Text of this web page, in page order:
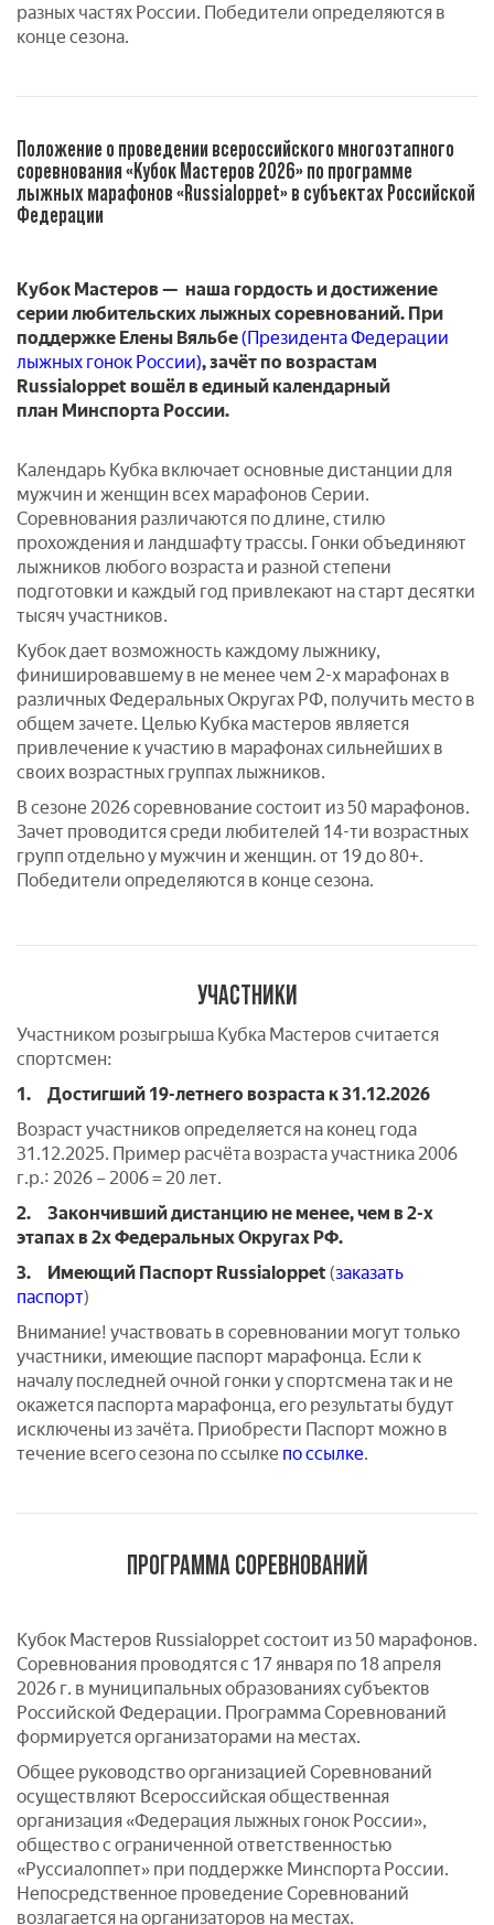
разных частях России. Победители определяются в
конце сезона.
Положение о проведении всероссийского многоэтапного
соревнования «Кубок Мастеров 2026» по программе
лыжных марафонов «Russialoppet» в субъектах Российской
Федерации
Кубок Мастеров — наша гордость и достижение
серии любительских лыжных соревнований. При
поддержке Елены Вяльбе(Президента Федерации
лыжных гонок России), зачёт по возрастам
Russialoppet вошёл в единый календарный
план Минспорта России.
Календарь Кубка включает основные дистанции для
мужчин и женщин всех марафонов Серии.
Соревнования различаются по длине, стилю
прохождения и ландшафту трассы. Гонки объединяют
лыжников любого возраста и разной степени
подготовки и каждый год привлекают на старт десятки
тысяч участников.
Кубок дает возможность каждому лыжнику,
финишировавшему в не менее чем 2-х марафонах в
различных Федеральных Округах РФ, получить место в
общем зачете. Целью Кубка мастеров является
привлечение к участию в марафонах сильнейших в
своих возрастных группах лыжников.
В сезоне 2026 соревнование состоит из 50 марафонов.
Зачет проводится среди любителей 14-ти возрастных
групп отдельно у мужчин и женщин. от 19 до 80+.
Победители определяются в конце сезона.
УЧАСТНИКИ
Участником розыгрыша Кубка Мастеров считается
спортсмен:
1.
Достигший 19-летнего возраста к 31.12.2026
Возраст участников определяется на конец года
31.12.2025. Пример расчёта возраста участника 2006
г.р.: 2026 – 2006 = 20 лет.
2.
Закончивший дистанцию не менее, чем в 2-х
этапах в 2х Федеральных Округах РФ.
3. Имеющий Паспорт Russialoppet (заказать
паспорт)
Внимание! участвовать в соревновании могут только
участники, имеющие паспорт марафонца. Если к
началу последней очной гонки у спортсмена так и не
окажется паспорта марафонца, его результаты будут
исключены из зачёта. Приобрести Паспорт можно в
течение всего сезона по ссылке по ссылке.
ПРОГРАММА СОРЕВНОВАНИЙ
Кубок Мастеров Russialoppet состоит из 50 марафонов.
Соревнования проводятся c 17 января по 18 апреля
2026 г. в муниципальных образованиях субъектов
Российской Федерации. Программа Соревнований
формируется организаторами на местах.
Общее руководство организацией Соревнований
осуществляют Всероссийская общественная
организация «Федерация лыжных гонок России»,
общество с ограниченной ответственностью
«Руссиалоппет» при поддержке Минспорта России.
Непосредственное проведение Соревнований
возлагается на организаторов на местах.